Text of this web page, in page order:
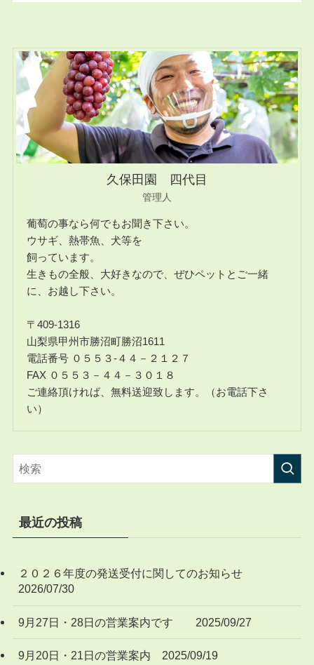
久保田園 四代目
管理人
葡萄の事なら何でもお聞き下さい。
ウサギ、熱帯魚、犬等を
飼っています。
生きもの全般、大好きなので、ぜひペットとご一緒
に、お越し下さい。
〒409-1316
山梨県甲州市勝沼町勝沼1611
電話番号 ０５５３-４４－２１２７
FAX ０５５３－４４－３０１８
ご連絡頂ければ、無料送迎致します。（お電話下さ
い）
最近の投稿
２０２６年度の発送受付に関してのお知らせ
2026/07/30
9月27日・28日の営業案内です 2025/09/27
9月20日・21日の営業案内 2025/09/19